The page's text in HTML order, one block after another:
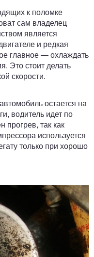
к поломке
сам владелец
является
и редкая
главное — охлаждать
Это стоит делать
скорости.
остается на
водитель идет по
прогрев, так как
используется
только при хорошо